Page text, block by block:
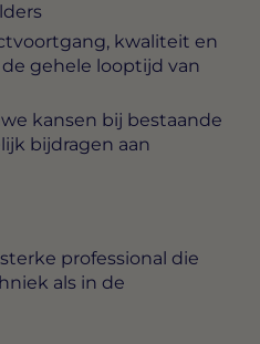
kwaliteit en
gehele looptijd van
kansen bij bestaande
bijdragen aan
professional die
als in de